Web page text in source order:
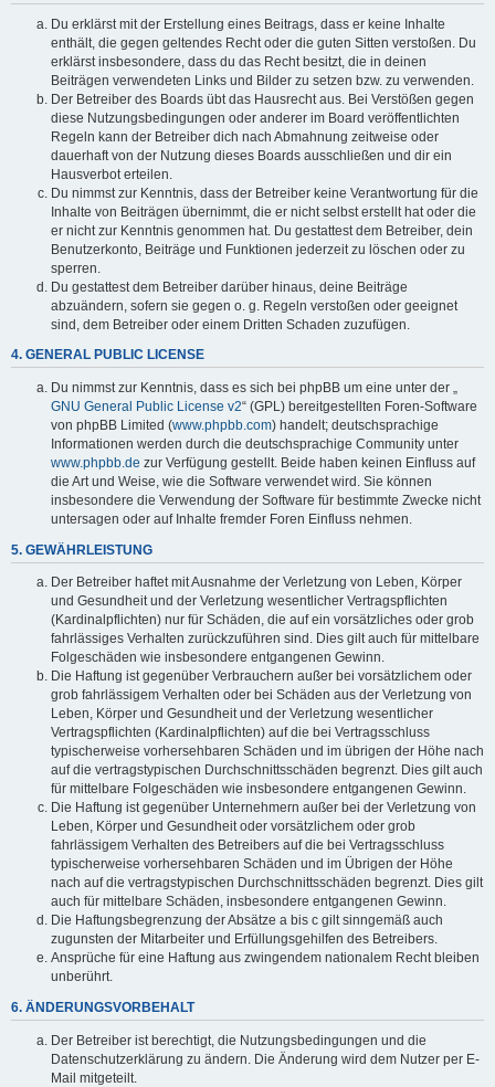
Du erklärst mit der Erstellung eines Beitrags, dass er keine Inhalte
enthält, die gegen geltendes Recht oder die guten Sitten verstoßen. Du
erklärst insbesondere, dass du das Recht besitzt, die in deinen
Beiträgen verwendeten Links und Bilder zu setzen bzw. zu verwenden.
Der Betreiber des Boards übt das Hausrecht aus. Bei Verstößen gegen
diese Nutzungsbedingungen oder anderer im Board veröffentlichten
Regeln kann der Betreiber dich nach Abmahnung zeitweise oder
dauerhaft von der Nutzung dieses Boards ausschließen und dir ein
Hausverbot erteilen.
Du nimmst zur Kenntnis, dass der Betreiber keine Verantwortung für die
Inhalte von Beiträgen übernimmt, die er nicht selbst erstellt hat oder die
er nicht zur Kenntnis genommen hat. Du gestattest dem Betreiber, dein
Benutzerkonto, Beiträge und Funktionen jederzeit zu löschen oder zu
sperren.
Du gestattest dem Betreiber darüber hinaus, deine Beiträge
abzuändern, sofern sie gegen o. g. Regeln verstoßen oder geeignet
sind, dem Betreiber oder einem Dritten Schaden zuzufügen.
4. GENERAL PUBLIC LICENSE
Du nimmst zur Kenntnis, dass es sich bei phpBB um eine unter der „
GNU General Public License v2“ (GPL) bereitgestellten Foren-Software
von phpBB Limited (www.phpbb.com) handelt; deutschsprachige
Informationen werden durch die deutschsprachige Community unter
www.phpbb.de zur Verfügung gestellt. Beide haben keinen Einfluss auf
die Art und Weise, wie die Software verwendet wird. Sie können
insbesondere die Verwendung der Software für bestimmte Zwecke nicht
untersagen oder auf Inhalte fremder Foren Einfluss nehmen.
5. GEWÄHRLEISTUNG
Der Betreiber haftet mit Ausnahme der Verletzung von Leben, Körper
und Gesundheit und der Verletzung wesentlicher Vertragspflichten
(Kardinalpflichten) nur für Schäden, die auf ein vorsätzliches oder grob
fahrlässiges Verhalten zurückzuführen sind. Dies gilt auch für mittelbare
Folgeschäden wie insbesondere entgangenen Gewinn.
Die Haftung ist gegenüber Verbrauchern außer bei vorsätzlichem oder
grob fahrlässigem Verhalten oder bei Schäden aus der Verletzung von
Leben, Körper und Gesundheit und der Verletzung wesentlicher
Vertragspflichten (Kardinalpflichten) auf die bei Vertragsschluss
typischerweise vorhersehbaren Schäden und im übrigen der Höhe nach
auf die vertragstypischen Durchschnittsschäden begrenzt. Dies gilt auch
für mittelbare Folgeschäden wie insbesondere entgangenen Gewinn.
Die Haftung ist gegenüber Unternehmern außer bei der Verletzung von
Leben, Körper und Gesundheit oder vorsätzlichem oder grob
fahrlässigem Verhalten des Betreibers auf die bei Vertragsschluss
typischerweise vorhersehbaren Schäden und im Übrigen der Höhe
nach auf die vertragstypischen Durchschnittsschäden begrenzt. Dies gilt
auch für mittelbare Schäden, insbesondere entgangenen Gewinn.
Die Haftungsbegrenzung der Absätze a bis c gilt sinngemäß auch
zugunsten der Mitarbeiter und Erfüllungsgehilfen des Betreibers.
Ansprüche für eine Haftung aus zwingendem nationalem Recht bleiben
unberührt.
6. ÄNDERUNGSVORBEHALT
Der Betreiber ist berechtigt, die Nutzungsbedingungen und die
Datenschutzerklärung zu ändern. Die Änderung wird dem Nutzer per E-
Mail mitgeteilt.